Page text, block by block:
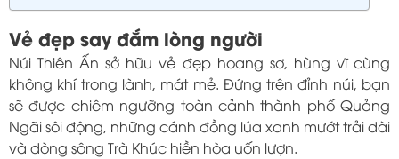
Vẻ đẹp say đắm lòng người
Núi Thiên Ấn sở hữu vẻ đẹp hoang sơ, hùng vĩ cùng
không khí trong lành, mát mẻ. Đứng trên đỉnh núi, bạn
sẽ được chiêm ngưỡng toàn cảnh thành phố Quảng
Ngãi sôi động, những cánh đồng lúa xanh mướt trải dài
và dòng sông Trà Khúc hiền hòa uốn lượn.